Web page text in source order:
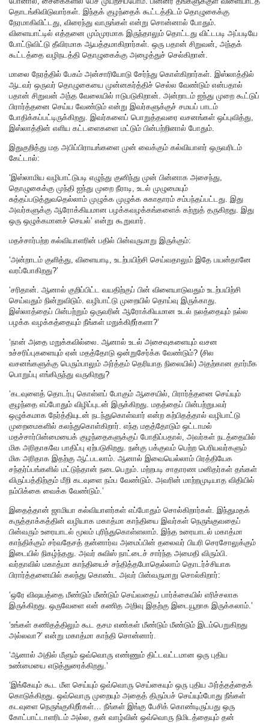
தொடங்கிவிடுவார்கள். இந்தக் குழந்தைக் கூட்டத்திடம் தொழுகைக்கு
நேரமாகிவிட்டது, விரைந்து வாருங்கள் என்று சொன்னால் போதும்.
விளையாட்டில் எத்தனை மும்முரமாக இருந்தாலும் தொட்டது விட்டபடி அப்படியே
போட்டுவிட்டு தீவிரமாக ஆயத்தமாகிறார்கள். ஒரு பதான் சிறுவன், அந்தக்
கூட்டத்தை வழிநடத்தி தொழுகைக்கு அழைத்துச் செல்கிறான்.
மாலை நேரத்தில் பேகம் அன்சாரியோடு சேர்ந்து கொள்கிறார்கள். இஸ்லாத்தில்
ஆடவர் ஒருவர் தொழுகையை முன்னகர்த்திச் செல்ல வேண்டும் என்பதால்
பதான் சிறுவன் அந்த வேலையில் ஈடுபடுகிறான். அன்றாடம் ஐந்து முறை கூட்டுப்
பிரார்த்தனை செய்ய வேண்டும் என்று இவர்களுக்குச் சமயப் பாடம்
போதிக்கப்பட்டிருக்கிறது. இவர்களைப் பொறுத்தவரை வசனங்கள் ஒப்புவித்து,
இஸ்லாத்தின் எளிய கட்டளைகளை மட்டும் பின்பற்றினால் போதும்.
இதுகுறித்து மத அபிப்பிராயங்களை முன் வைக்கும் கல்வியாளர் ஒருவரிடம்
கேட்டால்:
‘இஸ்லாமிய வழிபாட்டுபடி எழுந்து குனிந்து முன் பின்னாக அசைந்து,
தொழுகைக்கு முந்தி ஐந்து முறை நீராடி, உடல் முழுமையும்
சுத்தப்படுத்துவதெல்லாம் முழுக்க முழுக்க சுகாதாரம் சம்பந்தப்பட்டது. இது
அவர்களுக்கு ஆரோக்கியமான பழக்கவழக்கங்களைக் கற்றுத் தருகிறது. இது
ஒரு ஒழுக்கமானச் செயல்’ என்று கூறுவார்.
மதச்சார்பற்ற கல்வியாளரின் பதில் பின்வருமாறு இருக்கும்:
‘அன்றாடம் குளித்து, விளையாடி, உடற்பயிற்சி செய்வதாலும் இதே பயன்தானே
வரப்போகிறது?’
‘சரிதான். ஆனால் குறிப்பிட்ட வயதிற்குப் பின் விளையாடுவதும் உடற்பயிற்சி
செய்வதும் நின்றுவிடும். வழிபாட்டு முறையில் தொய்வு இருக்காது.
இஸ்லாத்தைப் பின்பற்றும் ஒருவரின் ஆரோக்கியமான உடல் நலத்தையும் நல்ல
பழக்க வழக்கத்தையும் நீங்கள் மறுக்கிறீர்களா?’
‘நான் அதை மறுக்கவில்லை. ஆனால் உடல் அசைவுகளையும் வசன
உச்சரிப்புகளையும் ஏன் மதத்தோடு ஒன்றுசேர்க்க வேண்டும்? (சில
வசனங்களுக்கு பெரும்பாலும் அர்த்தம் தெரியாத நிலையில்) அதற்கான தார்மீக
பொறுப்பு எங்கிருந்து வருகிறது?
‘கடவுளைத் தொடர்பு கொள்ளப் போகும் ஆசையில், பிரார்த்தனை செய்யும்
குழந்தை எப்போதும் விழிப்புடன் இருக்கிறது. மதத்தைப் பின்பற்றுபவர்
ஒழுக்கமாக நேர்த்தியுடன் நடந்துகொள்வார் என்ற கற்பிதத்தால் வழிபாட்டு
முறைமைகளில் கலந்துகொள்கிறார். எந்த மதத்தோடும் ஒட்டாமல்
மதச்சார்பின்மையைக் குழந்தைகளுக்குப் போதிப்பதால், அவர்கள் நடத்தையில்
மிக அரிதாகவே பாதிப்பு ஏற்படுகிறது. நன்கு பக்குவம் பெற்ற பெரியவர்களும்
மிக அரிதாக இதற்கு ஆட்படலாம். ஆனால் இவையெல்லாம் பிரத்தியேக
சந்தர்ப்பங்களில் மட்டுந்தான் நடைபெறும். மற்றபடி சாதாரண மனிதர்கள் தங்கள்
விருப்பத்திற்கும் மீறி கடவுளை நம்ப வேண்டும். அவரின் மாற்றமுடியாத விதியில்
நம்பிக்கை வைக்க வேண்டும்.’
இதைத்தான் ஜாமியா கல்வியாளர்கள் எப்போதும் சொல்கிறார்கள். இந்துமதக்
கருத்தாக்கத்தின் வழியாக மகாத்மா காந்தியை இவர்கள் நெருங்குவதைப்
பின்வரும் உரையாடல் மூலம் புரிந்துகொள்ளலாம். இந்த உரையாடல் மகாத்மா
காந்திக்கும் சர்வதேசத் தன்னார்வ அமைப்பின் தலைவர் பியரி செரசோலுக்கும்
இடையில் நிகழ்ந்தது. அவர் சுவிஸ் நாட்டைச் சார்ந்த அமைதி விரும்பி.
வர்தாவில் மகாத்மா காந்தியைச் சந்தித்தபோதெல்லாம் தொடர்ச்சியாக
பிரார்த்தனையில் கலந்து கொண்ட அவர் பின்வருமாறு சொல்கிறார்:
‘ஒரே விஷயத்தை மீண்டும் மீண்டும் செய்வதைப் பார்க்கையில் எரிச்சலாக
இருக்கிறது. ஒருவேளை என் கணித அறிவு இதற்கு இடையூறாக இருக்கலாம்.’
‘உங்கள் கணிதத்திலும் கூட தசம எண்கள் மீண்டும் மீண்டும் இடம்பெறுகிறது
அல்லவா?’ என்று மகாத்மா காந்தி சொன்னார்.
‘ஆனால் அதில் மீளும் ஒவ்வொரு எண்ணும் திட்டவட்டமான ஒரு புதிய
உண்மையை எடுத்துரைக்கிறது.’
‘இங்கேயும் கூட மீள செய்யும் ஒவ்வொரு செய்கையும் ஒரு புதிய அர்த்தத்தைக்
கொடுக்கிறது. ஒவ்வொரு முறையும் அதைத் திரும்பச் செய்யும்போது நீங்கள்
கடவுளை நெருங்குகிறீர்கள்… நீங்கள் இங்கு பேசிக் கொண்டிருப்பது ஒரு
கோட்பாட்டாளரிடம் அல்ல, தன் வாழ்வின் ஒவ்வொரு நிமிடத்தையும் தன்